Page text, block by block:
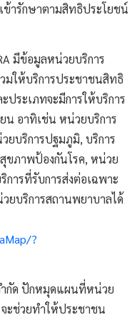
ข้ารักษาตามสิทธิประโยชน์
มีข้อมูลหน่วยบริการ
มให้บริการประชาชนสิทธิ
ระเภทจะมีการให้บริการ
น อาทิเช่น หน่วยบริการ
ยบริการปฐมภูมิ, บริการ
สุขภาพป้องกันโรค, หน่วย
ารที่รับการส่งต่อเฉพาะ
ยบริการสถานพยาบาลได้
?
ำกัด ปักหมุดแผนที่หน่วย
ะช่วยทำให้ประชาชน